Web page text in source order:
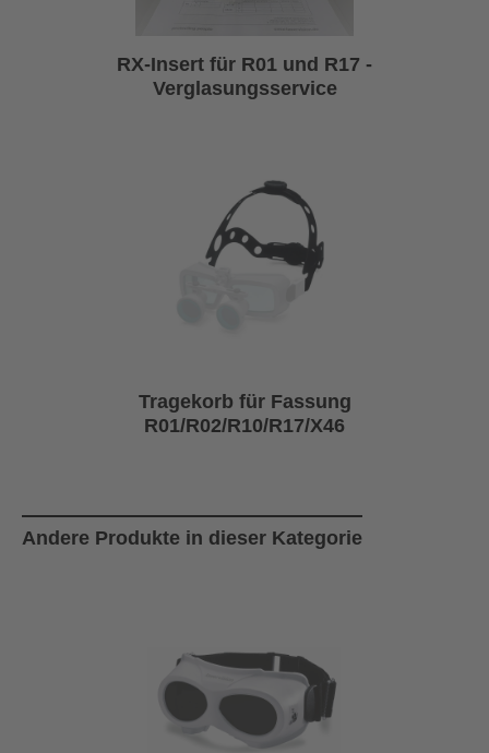
RX-Insert für R01 und R17 -
Verglasungsservice
Tragekorb für Fassung
R01/R02/R10/R17/X46
Andere Produkte in dieser Kategorie